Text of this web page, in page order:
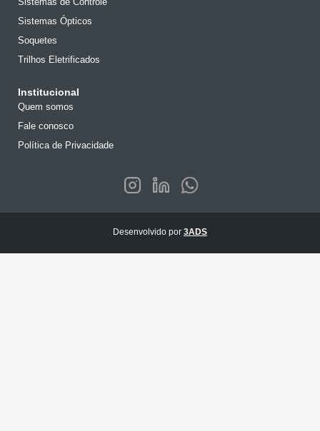
Sistemas Ópticos
Soquetes
Trilhos Eletrificados
Institucional
Quem somos
Fale conosco
Política de Privacidade
Desenvolvido por 3ADS